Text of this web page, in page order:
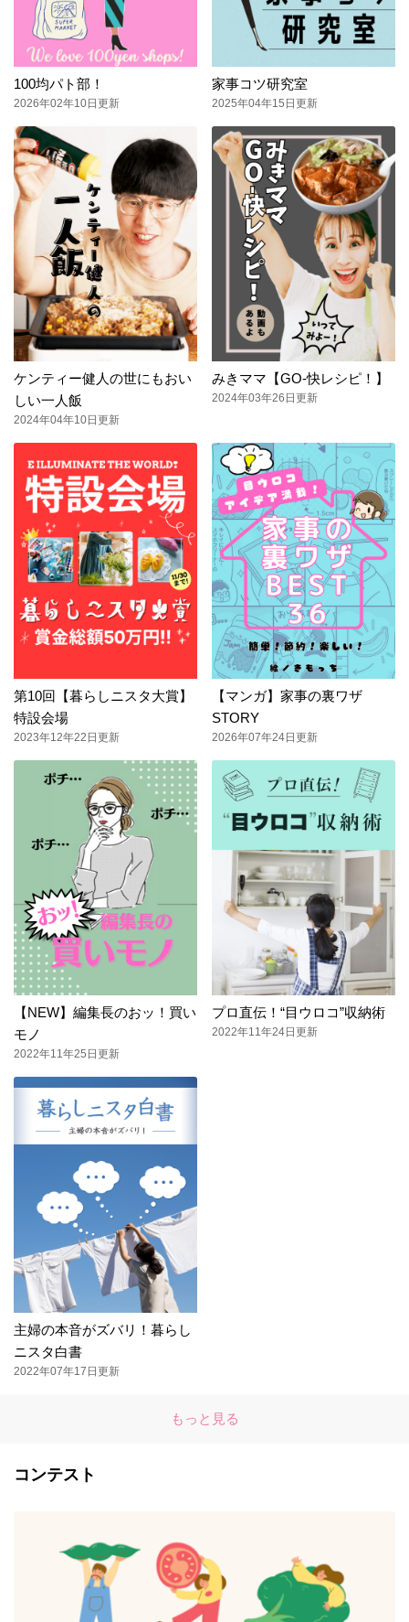
100均パト部！
2026年02年10日更新
家事コツ研究室
2025年04年15日更新
ケンティー健人の世にもおい
しい一人飯
2024年04年10日更新
みきママ【GO-快レシピ！】
2024年03年26日更新
第10回【暮らしニスタ大賞】
特設会場
2023年12年22日更新
【マンガ】家事の裏ワザ
STORY
2026年07年24日更新
【NEW】編集長のおッ！買い
モノ
2022年11年25日更新
プロ直伝！“目ウロコ”収納術
2022年11年24日更新
主婦の本音がズバリ！暮らし
ニスタ白書
2022年07年17日更新
もっと見る
コンテスト